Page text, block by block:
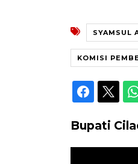
SYAMSUL
KOMISI
Bupati